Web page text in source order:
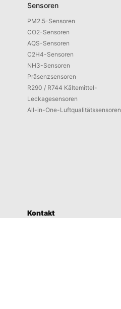
Sensoren
PM2.5-Sensoren
CO2-Sensoren
AQS-Sensoren
C2H4-Sensoren
NH3-Sensoren
Präsenzsensoren
R290 / R744 Kältemittel-
Leckagesensoren
All-in-One-Luftqualitätssensoren
Kontakt